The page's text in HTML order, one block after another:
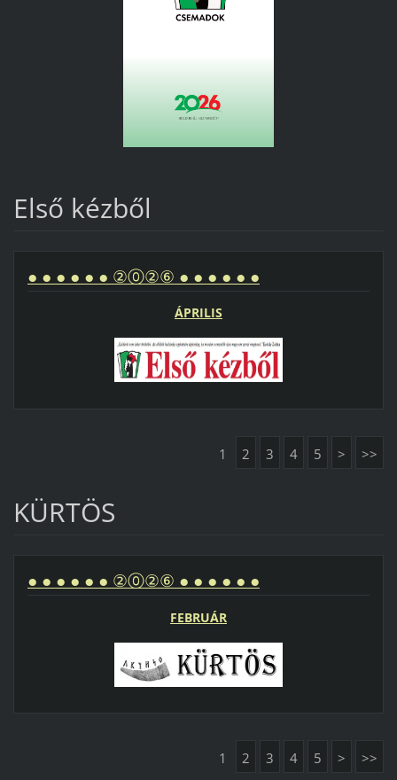
Első kézből
● ● ● ● ● ● ②⓪②⑥ ● ● ● ● ● ●
ÁPRILIS
1 2 3 4 5 > >>
KÜRTÖS
● ● ● ● ● ● ②⓪②⑥ ● ● ● ● ● ●
FEBRUÁR
1 2 3 4 5 > >>